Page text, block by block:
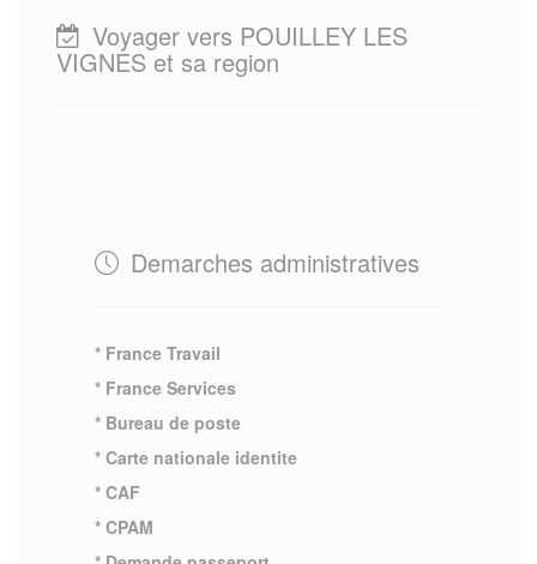
Voyager vers POUILLEY LES
VIGNES et sa region
Demarches administratives
* France Travail
* France Services
* Bureau de poste
* Carte nationale identite
* CAF
* CPAM